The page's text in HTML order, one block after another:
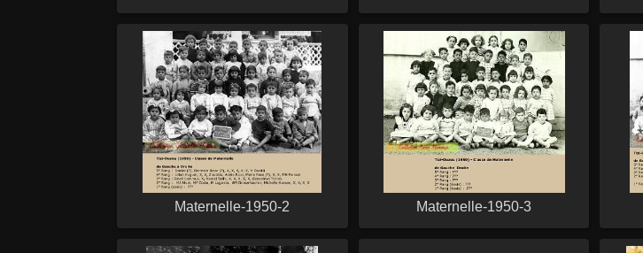
Maternelle-1950-2 Maternelle-1950-3